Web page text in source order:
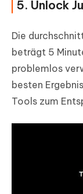
5. Unlock
Die
beträgt 5
problemlos
besten
Tools zum